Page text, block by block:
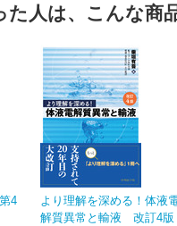
た人は、こんな商
4
より理解を深める！体液
解質異常と輸液 改訂4版